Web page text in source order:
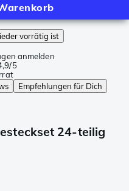
vorrätig ist
anmelden
5
Empfehlungen für Dich
24-teilig